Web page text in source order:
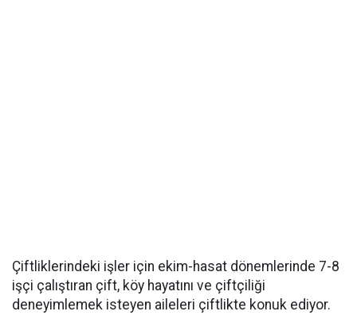
Çiftliklerindeki işler için ekim-hasat dönemlerinde 7-8
işçi çalıştıran çift, köy hayatını ve çiftçiliği
deneyimlemek isteyen aileleri çiftlikte konuk ediyor.